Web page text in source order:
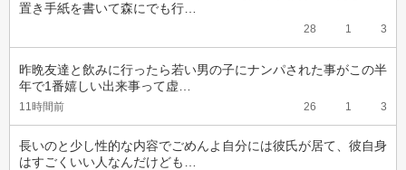
置き手紙を書いて森にでも行…
28 1 3
昨晩友達と飲みに行ったら若い男の子にナンパされた事がこの半
年で1番嬉しい出来事って虚…
11時間前 26 1 3
長いのと少し性的な内容でごめんよ自分には彼氏が居て、彼自身
はすごくいい人なんだけども…